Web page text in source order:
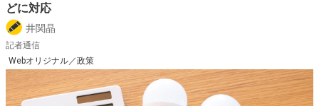
どに対応
井関晶
記者通信
Webオリジナル／政策